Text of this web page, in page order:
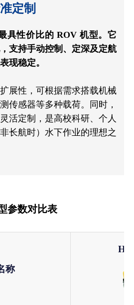
定制
具性价比的 ROV 机型。它
支持手动控制、定深及定航
现稳定。
展性，可根据需求搭载机械
传感器等多种载荷。同时，
活定制，是高校科研、个人
长航时）水下作业的理想之
参数对比表
称